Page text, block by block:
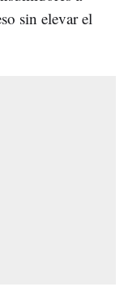
sin elevar el